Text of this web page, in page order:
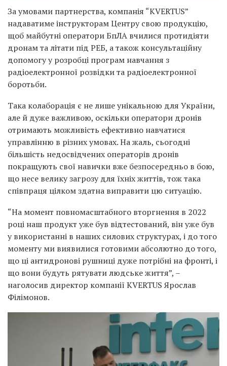
За умовами партнерства, компанія “KVERTUS”
надаватиме інструкторам Центру свою продукцію,
щоб майбутні оператори БпЛА вчилися протидіяти
дронам та літати під РЕБ, а також консультаційну
допомогу у розробці програм навчання з
радіоелектронної розвідки та радіоелектронної
боротьби.
Така колаборація є не лише унікальною для України,
але й дуже важливою, оскільки оператори дронів
отримають можливість ефективно навчатися
управлінню в різних умовах. На жаль, сьогодні
більшість недосвідчених операторів дронів
покращують свої навички вже безпосередньо в бою,
що несе велику загрозу для їхніх життів, тож така
співпраця цілком здатна виправити цю ситуацію.
“На момент повномасштабного вторгнення в 2022
році наш продукт уже був відтестований, він уже був
у використанні в наших силових структурах, і до того
моменту ми виявилися готовими абсолютно до того,
що ці антидронові рушниці дуже потрібні на фронті, і
що вони будуть рятувати людське життя”, –
наголосив директор компанії KVERTUS Ярослав
Філімонов.